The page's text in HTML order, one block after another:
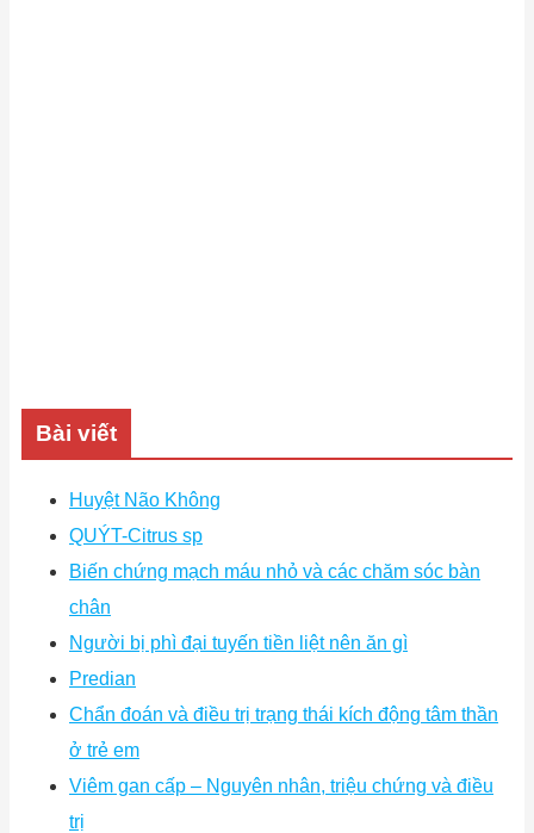
Bài viết
Huyệt Não Không
QUÝT-Citrus sp
Biến chứng mạch máu nhỏ và các chăm sóc bàn
chân
Người bị phì đại tuyến tiền liệt nên ăn gì
Predian
Chẩn đoán và điều trị trạng thái kích động tâm thần
ở trẻ em
Viêm gan cấp – Nguyên nhân, triệu chứng và điều
trị